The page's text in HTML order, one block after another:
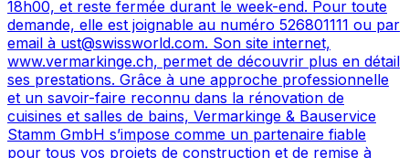
18h00, et reste fermée durant le week-end. Pour toute
demande, elle est joignable au numéro 526801111 ou par
email à ust@swissworld.com. Son site internet,
www.vermarkinge.ch, permet de découvrir plus en détail
ses prestations. Grâce à une approche professionnelle
et un savoir-faire reconnu dans la rénovation de
cuisines et salles de bains, Vermarkinge & Bauservice
Stamm GmbH s’impose comme un partenaire fiable
pour tous vos projets de construction et de remise à